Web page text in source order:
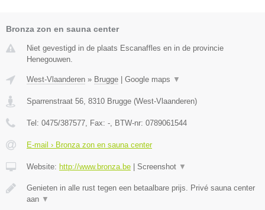
Bronza zon en sauna center
Niet gevestigd in de plaats Escanaffles en in de provincie
Henegouwen.
West-Vlaanderen » Brugge Google maps ▼
Sparrenstraat 56, 8310 Brugge (West-Vlaanderen)
Tel: 0475/387577, Fax: -, BTW-nr: 0789061544
E-mail › Bronza zon en sauna center
Website: http://www.bronza.be Screenshot ▼
Genieten in alle rust tegen een betaalbare prijs. Privé sauna center
aan ▼